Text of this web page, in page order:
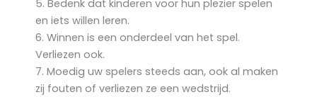
5. Bedenk dat kinderen voor hun plezier spelen
en iets willen leren.
6. Winnen is een onderdeel van het spel.
Verliezen ook.
7. Moedig uw spelers steeds aan, ook al maken
zij fouten of verliezen ze een wedstrijd.